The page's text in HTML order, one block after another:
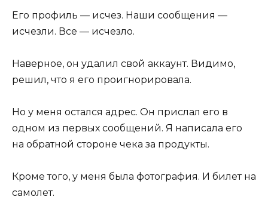
Его профиль — исчез. Наши сообщения —
исчезли. Все — исчезло.
Наверное, он удалил свой аккаунт. Видимо,
решил, что я его проигнорировала.
Но у меня остался адрес. Он прислал его в
одном из первых сообщений. Я написала его
на обратной стороне чека за продукты.
Кроме того, у меня была фотография. И билет на
самолет.